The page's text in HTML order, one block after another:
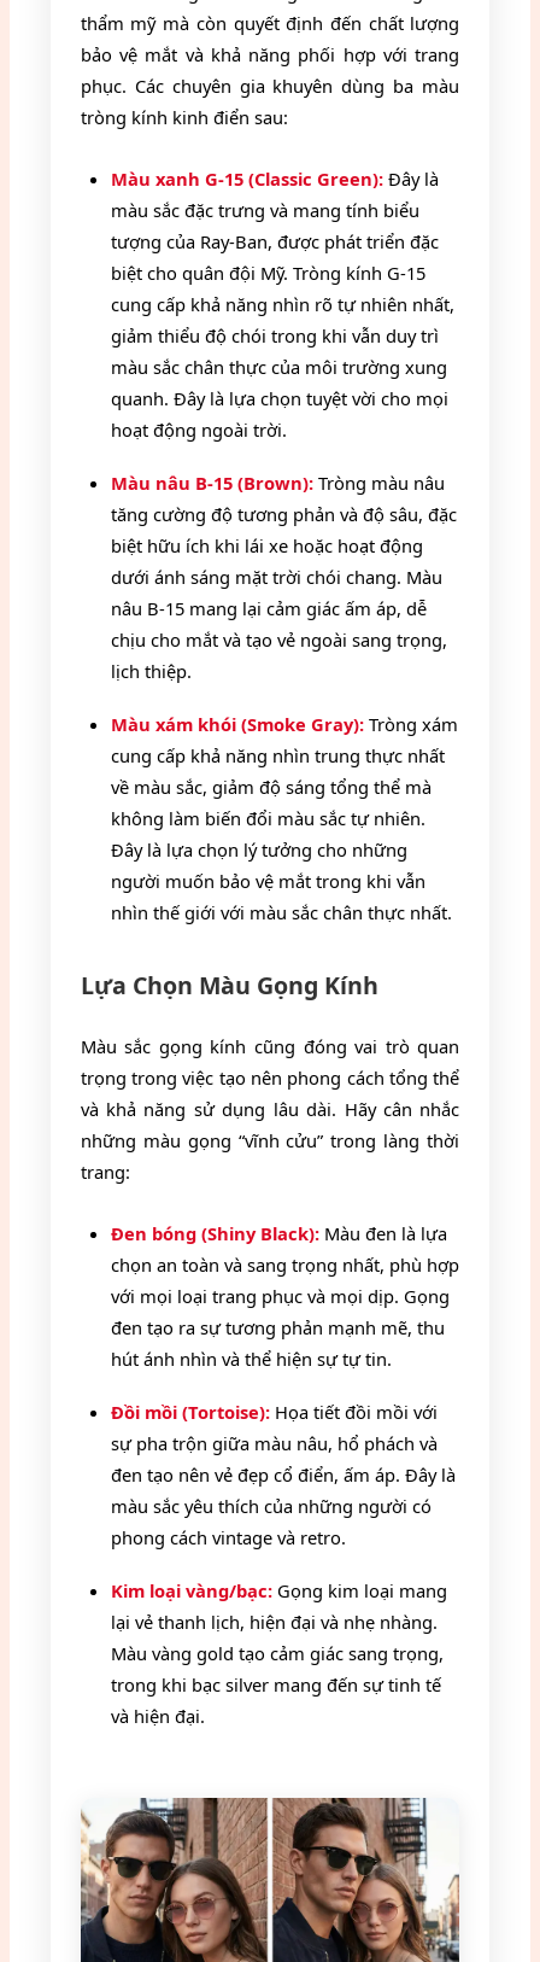
thẩm mỹ mà còn quyết định đến chất lượng
bảo vệ mắt và khả năng phối hợp với trang
phục. Các chuyên gia khuyên dùng ba màu
tròng kính kinh điển sau:
Màu xanh G-15 (Classic Green):Đây là
màu sắc đặc trưng và mang tính biểu
tượng của Ray-Ban, được phát triển đặc
biệt cho quân đội Mỹ. Tròng kính G-15
cung cấp khả năng nhìn rõ tự nhiên nhất,
giảm thiểu độ chói trong khi vẫn duy trì
màu sắc chân thực của môi trường xung
quanh. Đây là lựa chọn tuyệt vời cho mọi
hoạt động ngoài trời.
Màu nâu B-15 (Brown):Tròng màu nâu
tăng cường độ tương phản và độ sâu, đặc
biệt hữu ích khi lái xe hoặc hoạt động
dưới ánh sáng mặt trời chói chang. Màu
nâu B-15 mang lại cảm giác ấm áp, dễ
chịu cho mắt và tạo vẻ ngoài sang trọng,
lịch thiệp.
Màu xám khói (Smoke Gray):Tròng xám
cung cấp khả năng nhìn trung thực nhất
về màu sắc, giảm độ sáng tổng thể mà
không làm biến đổi màu sắc tự nhiên.
Đây là lựa chọn lý tưởng cho những
người muốn bảo vệ mắt trong khi vẫn
nhìn thế giới với màu sắc chân thực nhất.
Lựa Chọn Màu Gọng Kính
Màu sắc gọng kính cũng đóng vai trò quan
trọng trong việc tạo nên phong cách tổng thể
và khả năng sử dụng lâu dài. Hãy cân nhắc
những màu gọng “vĩnh cửu” trong làng thời
trang:
Đen bóng (Shiny Black):Màu đen là lựa
chọn an toàn và sang trọng nhất, phù hợp
với mọi loại trang phục và mọi dịp. Gọng
đen tạo ra sự tương phản mạnh mẽ, thu
hút ánh nhìn và thể hiện sự tự tin.
Đồi mồi (Tortoise):Họa tiết đồi mồi với
sự pha trộn giữa màu nâu, hổ phách và
đen tạo nên vẻ đẹp cổ điển, ấm áp. Đây là
màu sắc yêu thích của những người có
phong cách vintage và retro.
Kim loại vàng/bạc:Gọng kim loại mang
lại vẻ thanh lịch, hiện đại và nhẹ nhàng.
Màu vàng gold tạo cảm giác sang trọng,
trong khi bạc silver mang đến sự tinh tế
và hiện đại.